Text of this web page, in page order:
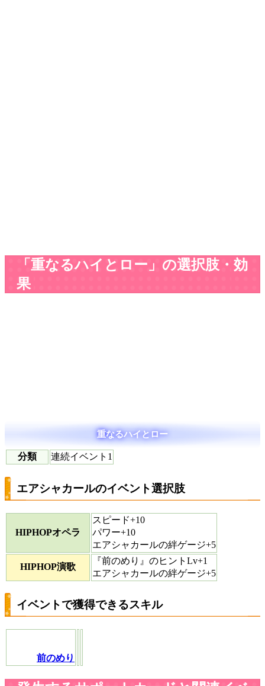
「重なるハイとロー」の選択肢・効
果
重なるハイとロー
分類 連続イベント1
エアシャカールのイベント選択肢
HIPHOPオペラ
スピード+10
パワー+10
エアシャカールの絆ゲージ+5
HIPHOP演歌
『前のめり』のヒントLv+1
エアシャカールの絆ゲージ+5
イベントで獲得できるスキル
前のめり